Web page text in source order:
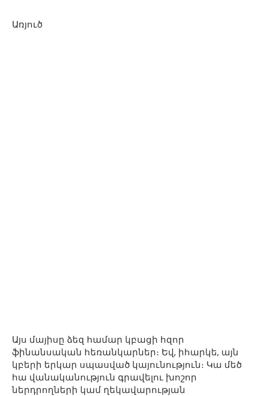
Առյուծ
Այս մայիսը ձեզ համար կբացի հզոր
ֆինանսական հեռանկարներ։ Եվ, իհարկե, այն
կբերի երկար սպասված կայունություն։ Կա մեծ
հա վանականություն գրավելու խոշոր
ներդրողների կամ ղեկավարության